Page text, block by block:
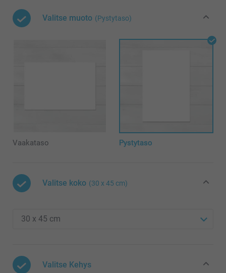
Valitse muoto (Pystytaso)
Vaakataso Pystytaso
Valitse koko (30 x 45 cm)
Valitse Kehys